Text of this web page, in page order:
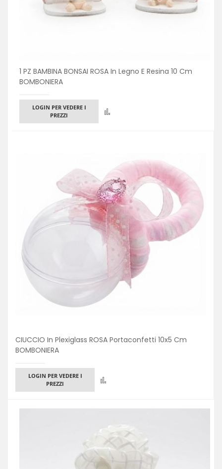
1 PZ BAMBINA BONSAI ROSA In Legno E Resina 10 Cm
BOMBONIERA
LOGIN PER VEDERE I
PREZZI
CIUCCIO In Plexiglass ROSA Portaconfetti 10x5 Cm
BOMBONIERA
LOGIN PER VEDERE I
PREZZI